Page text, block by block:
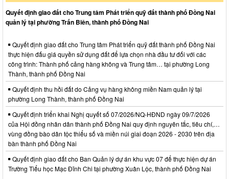
Quyết định giao đất cho Trung tâm Phát triển quỹ đất thành phố Đồng Nai
quản lý tại phường Trấn Biên, thành phố Đồng Nai
Quyết định giao đất cho Trung tâm Phát triển quỹ đất thành phố Đồng Nai
thực hiện đấu giá quyền sử dụng đất để lựa chọn nhà đầu tư đối với các
công trình: Thành phố cảng hàng không và Trung tâm… tại phường Long
Thành, thành phố Đồng Nai
Quyết định thu hồi đất do Cảng vụ hàng không miền Nam quản lý tại
phường Long Thành, thành phố Đồng Nai
Quyết định triển khai Nghị quyết số 07/2026/NQ-HĐND ngày 09/7/2026
của Hội đồng nhân dân thành phố Đồng Nai quy định nguyên tắc, tiêu chí,…
vùng đồng bào dân tộc thiểu số và miền núi giai đoạn 2026 - 2030 trên địa
bàn thành phố Đồng Nai
Quyết định giao đất cho Ban Quản lý dự án khu vực 07 để thực hiện dự án
Trường Tiểu học Mạc Đĩnh Chi tại phường Xuân Lộc, thành phố Đồng Nai